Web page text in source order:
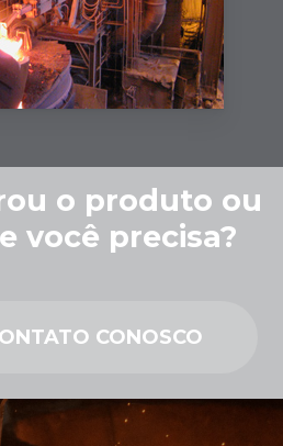
o produto ou
você precisa?
CONOSCO